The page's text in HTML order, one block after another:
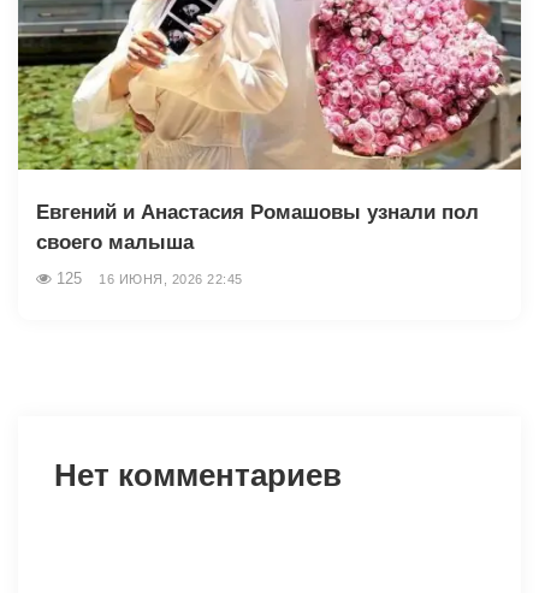
Евгений и Анастасия Ромашовы узнали пол
своего малыша
125 16 ИЮНЯ, 2026 22:45
Нет комментариев